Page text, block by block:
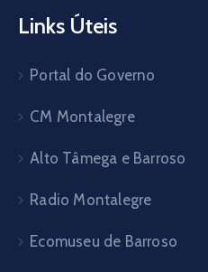
Links Úteis
Portal do Governo
CM Montalegre
Alto Tâmega e Barroso
Radio Montalegre
Ecomuseu de Barroso